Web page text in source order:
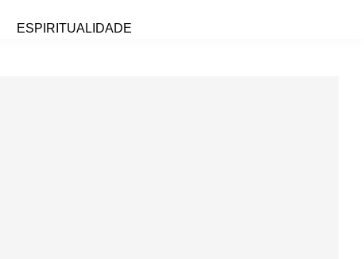
ESPIRITUALIDADE